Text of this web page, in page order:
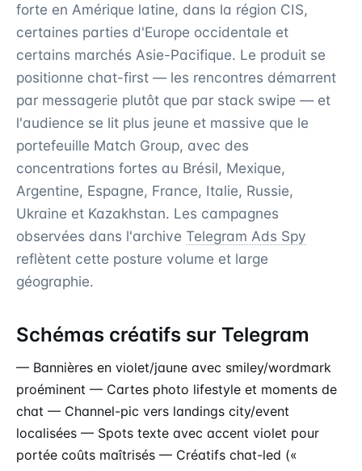
forte en Amérique latine, dans la région CIS,
certaines parties d'Europe occidentale et
certains marchés Asie-Pacifique. Le produit se
positionne chat-first — les rencontres démarrent
par messagerie plutôt que par stack swipe — et
l'audience se lit plus jeune et massive que le
portefeuille Match Group, avec des
concentrations fortes au Brésil, Mexique,
Argentine, Espagne, France, Italie, Russie,
Ukraine et Kazakhstan. Les campagnes
observées dans l'archive Telegram Ads Spy
reflètent cette posture volume et large
géographie.
Schémas créatifs sur Telegram
— Bannières en violet/jaune avec smiley/wordmark
proéminent — Cartes photo lifestyle et moments de
chat — Channel-pic vers landings city/event
localisées — Spots texte avec accent violet pour
portée coûts maîtrisés — Créatifs chat-led («